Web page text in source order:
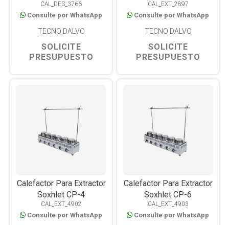
Determinaciones
CAL_DES_3766
Consulte por WhatsApp
TECNO DALVO
SOLICITE
PRESUPUESTO
CAL_EXT_2897
Consulte por WhatsApp
TECNO DALVO
SOLICITE
PRESUPUESTO
Calefactor Para Extractor
Soxhlet CP-4
CAL_EXT_4902
Consulte por WhatsApp
Calefactor Para Extractor
Soxhlet CP-6
CAL_EXT_4903
Consulte por WhatsApp